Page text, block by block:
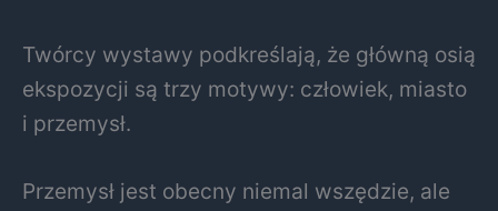
Twórcy wystawy podkreślają, że główną osią
ekspozycji są trzy motywy: człowiek, miasto
i przemysł.
Przemysł jest obecny niemal wszędzie, ale